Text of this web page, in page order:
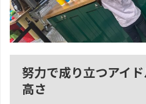
努力で成り立つアイ
高さ